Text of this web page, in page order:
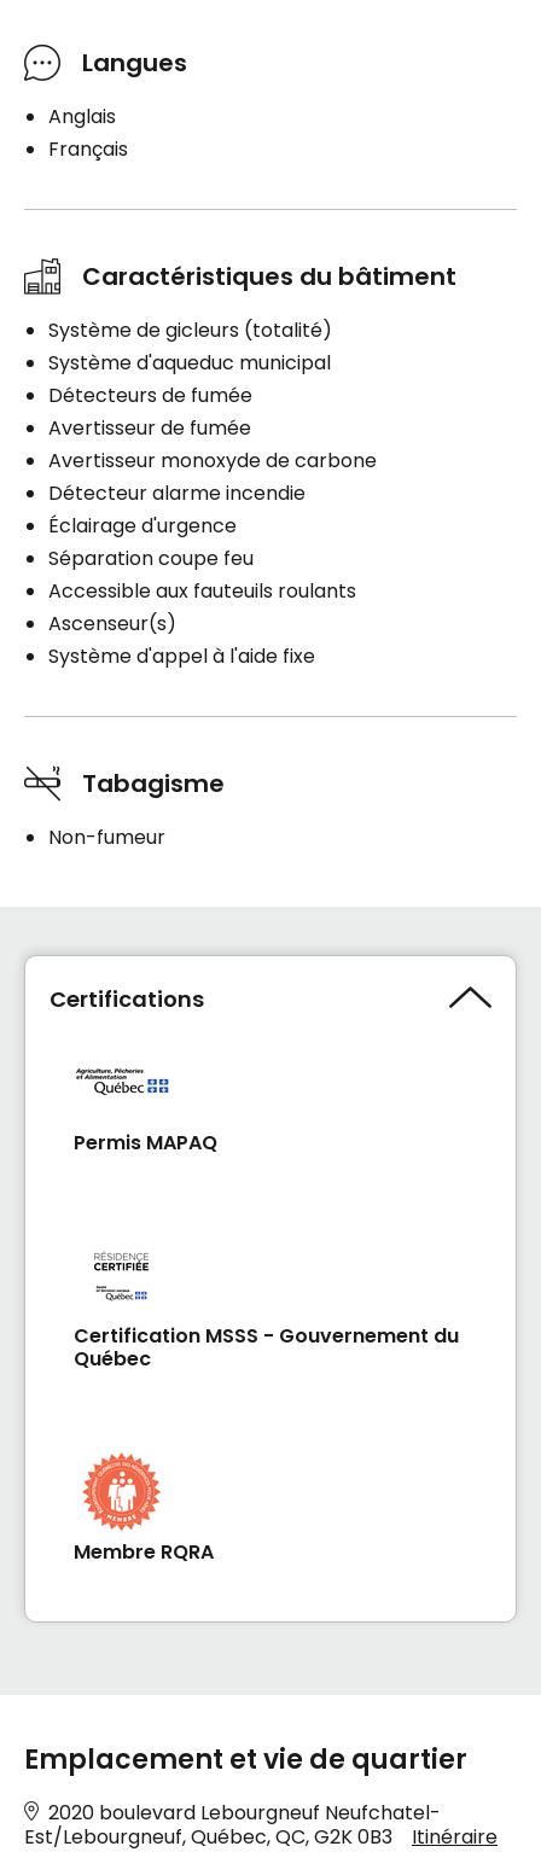
Langues
Anglais
Français
Caractéristiques du bâtiment
Système de gicleurs (totalité)
Système d'aqueduc municipal
Détecteurs de fumée
Avertisseur de fumée
Avertisseur monoxyde de carbone
Détecteur alarme incendie
Éclairage d'urgence
Séparation coupe feu
Accessible aux fauteuils roulants
Ascenseur(s)
Système d'appel à l'aide fixe
Tabagisme
Non-fumeur
Certifications
Permis MAPAQ
Certification MSSS - Gouvernement du
Québec
Membre RQRA
Emplacement et vie de quartier
2020 boulevard Lebourgneuf Neufchatel-
Est/Lebourgneuf, Québec, QC, G2K 0B3
Itinéraire